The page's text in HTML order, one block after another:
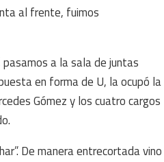
al frente, fuimos
a la sala de juntas
en forma de U, la ocupó la
Gómez y los cuatro cargos
De manera entrecortada vino